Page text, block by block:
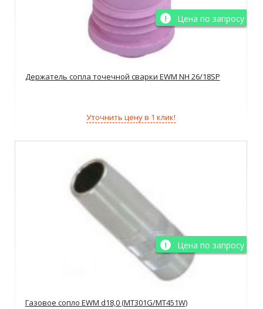
Цена по запросу
Держатель сопла точечной сварки EWM NH 26/18SP
Уточнить цену в 1 клик!
Цена по запросу
Газовое сопло EWM d18,0 (MT301G/MT451W)